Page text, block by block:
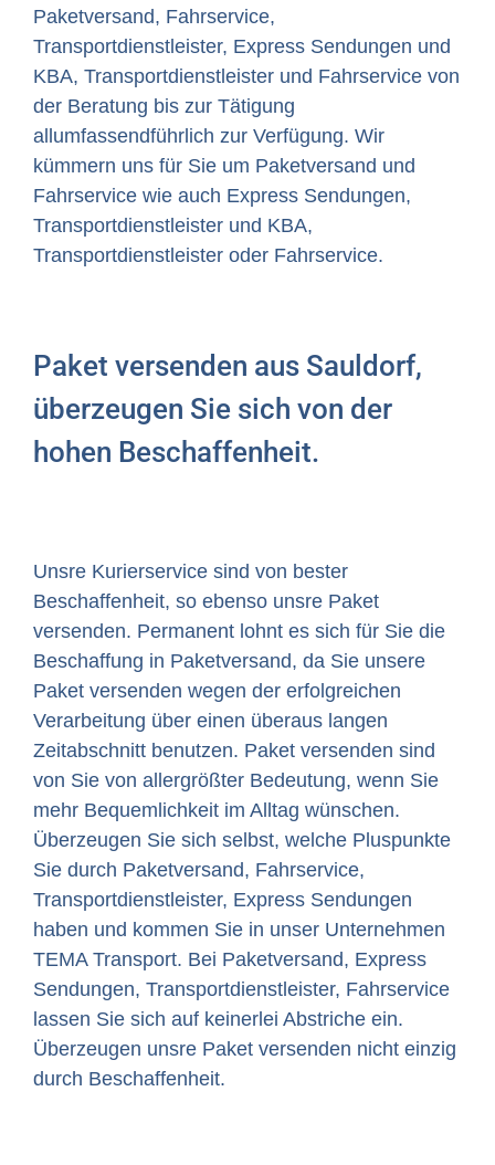
Paketversand, Fahrservice,
Transportdienstleister, Express Sendungen und
KBA, Transportdienstleister und Fahrservice von
der Beratung bis zur Tätigung
allumfassendführlich zur Verfügung. Wir
kümmern uns für Sie um Paketversand und
Fahrservice wie auch Express Sendungen,
Transportdienstleister und KBA,
Transportdienstleister oder Fahrservice.
Paket versenden aus Sauldorf,
überzeugen Sie sich von der
hohen Beschaffenheit.
Unsre Kurierservice sind von bester
Beschaffenheit, so ebenso unsre Paket
versenden. Permanent lohnt es sich für Sie die
Beschaffung in Paketversand, da Sie unsere
Paket versenden wegen der erfolgreichen
Verarbeitung über einen überaus langen
Zeitabschnitt benutzen. Paket versenden sind
von Sie von allergrößter Bedeutung, wenn Sie
mehr Bequemlichkeit im Alltag wünschen.
Überzeugen Sie sich selbst, welche Pluspunkte
Sie durch Paketversand, Fahrservice,
Transportdienstleister, Express Sendungen
haben und kommen Sie in unser Unternehmen
TEMA Transport. Bei Paketversand, Express
Sendungen, Transportdienstleister, Fahrservice
lassen Sie sich auf keinerlei Abstriche ein.
Überzeugen unsre Paket versenden nicht einzig
durch Beschaffenheit.